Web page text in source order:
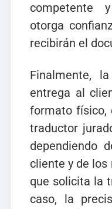
competente
otorga
recibirán el
Finalmente,
entrega al
formato físico,
traductor
dependiendo
cliente y de
que solicita la
caso, la